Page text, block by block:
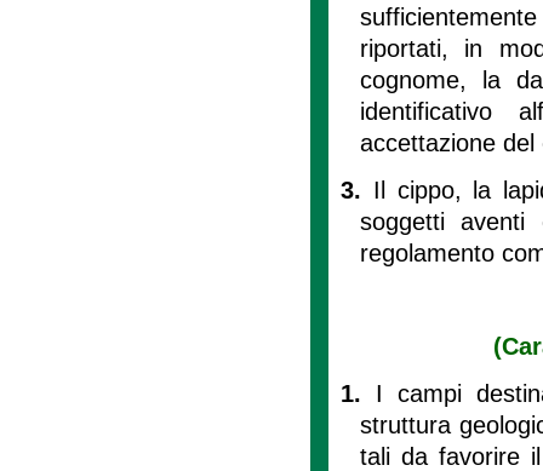
riportati, in
cognome, la
identificativo
accettazione del
3. Il cippo, la
soggetti aventi
regolamento
1. I campi
struttura
tali da favorire